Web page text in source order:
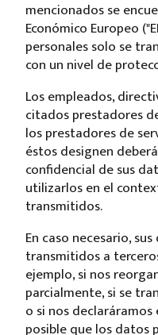
mencionados se
Económico Europeo
personales solo se
con un nivel de
Los empleados,
citados prestadores
los prestadores de
éstos designen
confidencial de sus
utilizarlos en el
transmitidos.
En caso necesario,
transmitidos a
ejemplo, si nos
parcialmente, si se
o si nos declaráramos
posible que los datos